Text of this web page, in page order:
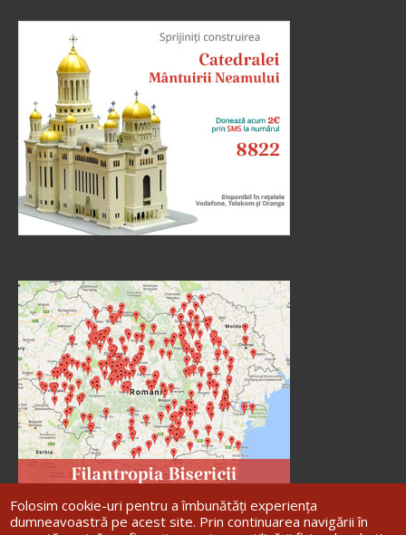
Folosim cookie-uri pentru a îmbunătăți experiența
dumneavoastră pe acest site. Prin continuarea navigării în